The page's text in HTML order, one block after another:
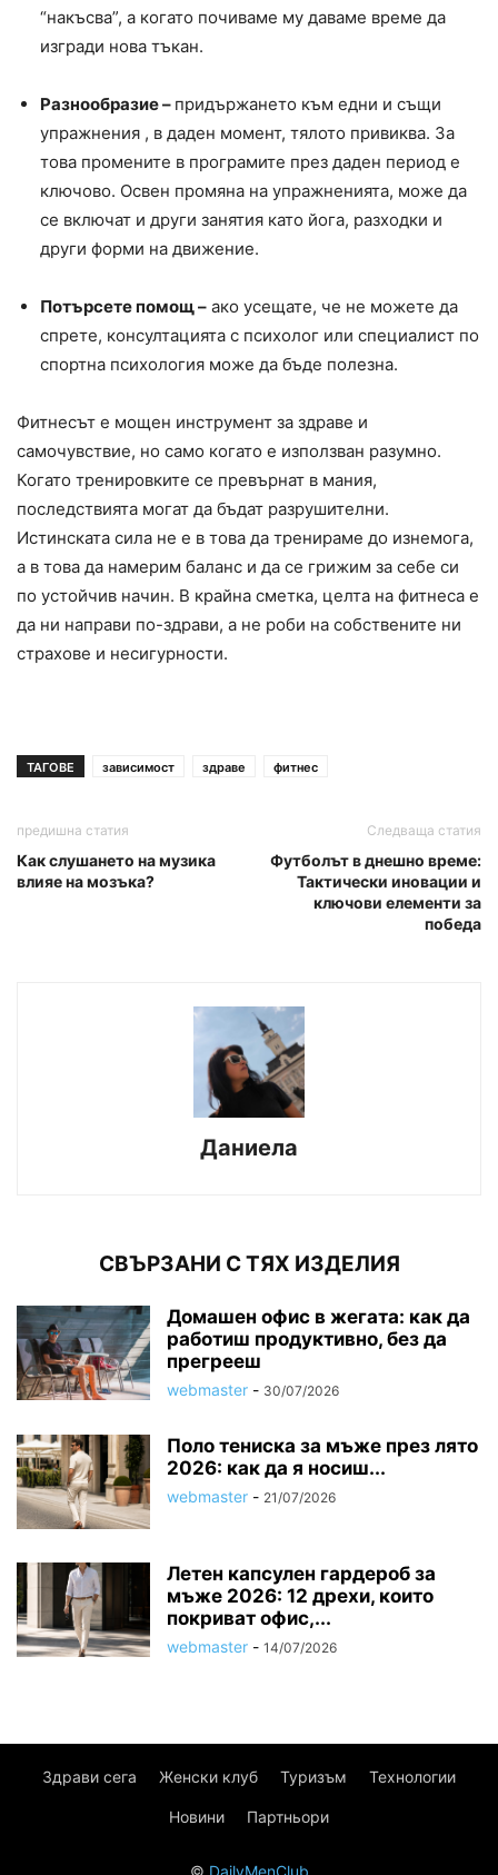
“накъсва”, а когато почиваме му даваме време да
изгради нова тъкан.
Разнообразие – придържането към едни и същи
упражнения , в даден момент, тялото привиква. За
това промените в програмите през даден период е
ключово. Освен промяна на упражненията, може да
се включат и други занятия като йога, разходки и
други форми на движение.
Потърсете помощ – ако усещате, че не можете да
спрете, консултацията с психолог или специалист по
спортна психология може да бъде полезна.
Фитнесът е мощен инструмент за здраве и
самочувствие, но само когато е използван разумно.
Когато тренировките се превърнат в мания,
последствията могат да бъдат разрушителни.
Истинската сила не е в това да тренираме до изнемога,
а в това да намерим баланс и да се грижим за себе си
по устойчив начин. В крайна сметка, целта на фитнеса е
да ни направи по-здрави, а не роби на собствените ни
страхове и несигурности.
ТАГОВЕ зависимост здраве фитнес
предишна статия
Как слушането на музика
влияе на мозъка?
Следваща статия
Футболът в днешно време:
Тактически иновации и
ключови елементи за
победа
Даниела
СВЪРЗАНИ С ТЯХ ИЗДЕЛИЯ
Домашен офис в жегата: как да
работиш продуктивно, без да
прегрееш
webmaster - 30/07/2026
Поло тениска за мъже през лято
2026: как да я носиш...
webmaster - 21/07/2026
Летен капсулен гардероб за
мъже 2026: 12 дрехи, които
покриват офис,...
webmaster - 14/07/2026
Здрави сега Женски клуб Туризъм Технологии
Новини Партньори
© DailyMenClub